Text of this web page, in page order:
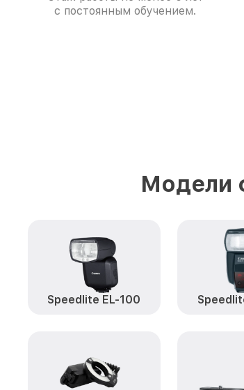
с постоянным обучением.
Модели
Speedlite EL-100